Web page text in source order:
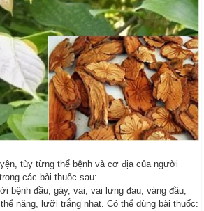
tùy từng thể bệnh và cơ địa của người
các bài thuốc sau:
bệnh đầu, gáy, vai, vai lưng đau; váng đầu,
nặng, lưỡi trắng nhạt. Có thể dùng bài thuốc: